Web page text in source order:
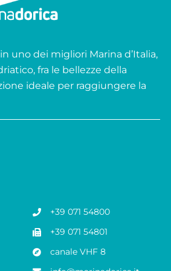
uno dei migliori Marina d’Italia,
fra le bellezze della
ideale per raggiungere la
+39 071 54800
+39 071 54801
canale VHF 8